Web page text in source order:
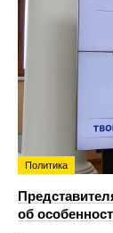
Политика
об